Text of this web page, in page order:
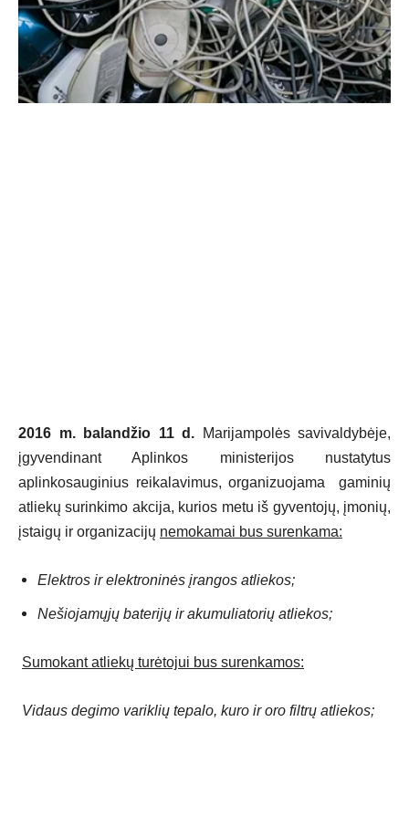
2016 m. balandžio 11 d. Marijampolės savivaldybėje,
įgyvendinant Aplinkos ministerijos nustatytus
aplinkosauginius reikalavimus, organizuojama gaminių
atliekų surinkimo akcija, kurios metu iš gyventojų, įmonių,
įstaigų ir organizacijų nemokamai bus surenkama:
Elektros ir elektroninės įrangos atliekos;
Nešiojamųjų baterijų ir akumuliatorių atliekos;
Sumokant atliekų turėtojui bus surenkamos:
Vidaus degimo variklių tepalo, kuro ir oro filtrų atliekos;